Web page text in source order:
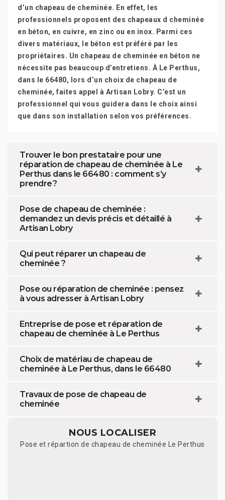
d’un chapeau de cheminée. En effet, les
professionnels proposent des chapeaux d cheminée
en béton, en cuivre, en zinc ou en inox. Parmi ces
divers matériaux, le béton est préféré par les
propriétaires. Un chapeau de cheminée en béton ne
nécessite pas beaucoup d’entretiens. À Le Perthus,
dans le 66480, lors d’un choix de chapeau de
cheminée, faites appel à Artisan Lobry. C’est un
professionnel qui vous guidera dans le choix ainsi
que dans son installation selon vos préférences.
Trouver le bon prestataire pour une
réparation de chapeau de cheminée à Le
Perthus dans le 66480 : comment s’y
prendre ?
Pose de chapeau de cheminée :
demandez un devis précis et détaillé à
Artisan Lobry
Qui peut réparer un chapeau de
cheminée ?
Pose ou réparation de cheminée : pensez
à vous adresser à Artisan Lobry
Entreprise de pose et réparation de
chapeau de cheminée à Le Perthus
Choix de matériau de chapeau de
cheminée à Le Perthus, dans le 66480
Travaux de pose de chapeau de
cheminée
NOUS LOCALISER
Pose et répartion de chapeau de cheminée Le Perthus